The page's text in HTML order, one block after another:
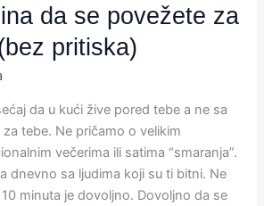
da se povežete za
pritiska)
da u kući žive pored tebe a ne sa
tebe. Ne pričamo o velikim
večerima ili satima “smaranja”.
dnevno sa ljudima koji su ti bitni. Ne
minuta je dovoljno. Dovoljno da se